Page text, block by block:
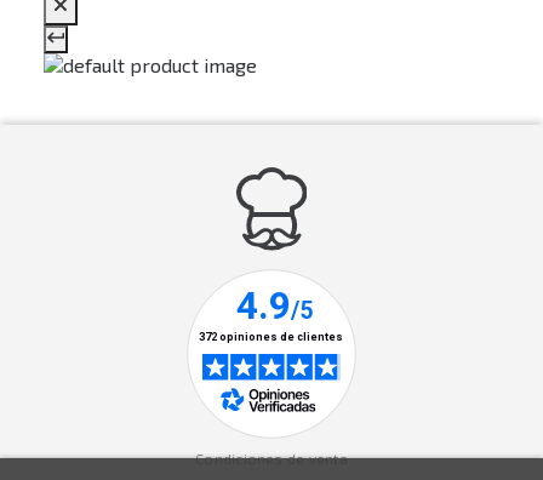
Condiciones de venta